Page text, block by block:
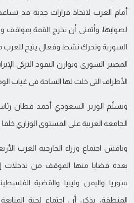
أمام العرب لاتخاذ قرارات جدية قد
لصوابها، وأتمنى أن تخرج القمة بمواقف
السورية وتحرك نشط وفعال يتيح للعرب
المصير السورى ويوازن النفوذ التركى
الأطراف التى خلت لها الساحة فى غياب
وتسلّم الوزير السعودي أحمد قطان
الجامعة العربية على المستوى الوزاري
وناقش اجتماع وزراء الخارجية العرب
بعدة قضايا منها الموقف من تدخلات
سوريا واليمن وليبيا والقضية
المنطقة، يذكر، أن اجتماع لجنة